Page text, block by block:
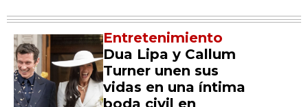
Entretenimiento
Dua Lipa y Callum
Turner unen sus
vidas en una íntima